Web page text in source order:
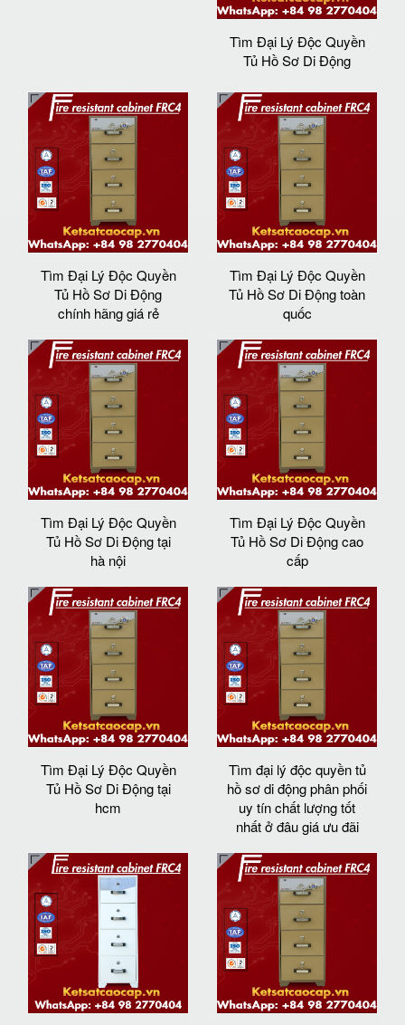
Tìm Đại Lý Độc Quyền
Tủ Hồ Sơ Di Động
Tìm Đại Lý Độc Quyền
Tủ Hồ Sơ Di Động
chính hãng giá rẻ
Tìm Đại Lý Độc Quyền
Tủ Hồ Sơ Di Động toàn
quốc
Tìm Đại Lý Độc Quyền
Tủ Hồ Sơ Di Động tại
hà nội
Tìm Đại Lý Độc Quyền
Tủ Hồ Sơ Di Động cao
cấp
Tìm Đại Lý Độc Quyền
Tủ Hồ Sơ Di Động tại
hcm
Tìm đại lý độc quyền tủ
hồ sơ di động phân phối
uy tín chất lượng tốt
nhất ở đâu giá ưu đãi